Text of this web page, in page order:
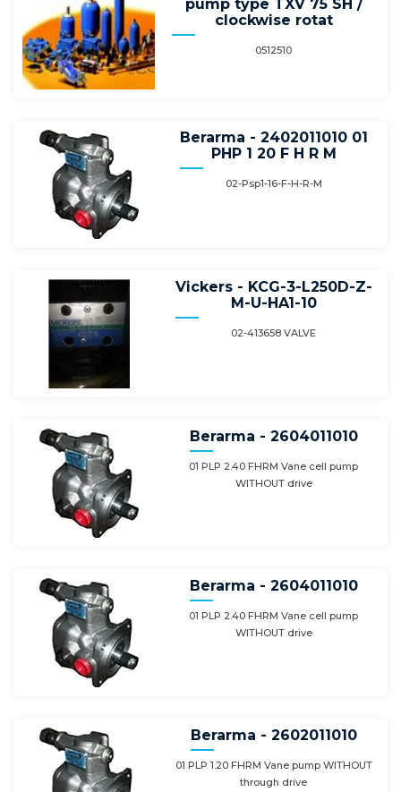
pump type TXV 75 SH /
clockwise rotat
0512510
Berarma - 2402011010 01
PHP 1 20 F H R M
02-Psp1-16-F-H-R-M
Vickers - KCG-3-L250D-Z-
M-U-HA1-10
02-413658 VALVE
Berarma - 2604011010
01 PLP 2.40 FHRM Vane cell pump
WITHOUT drive
Berarma - 2604011010
01 PLP 2.40 FHRM Vane cell pump
WITHOUT drive
Berarma - 2602011010
01 PLP 1.20 FHRM Vane pump WITHOUT
through drive